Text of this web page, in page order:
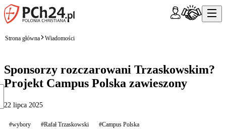
Strona główna Wiadomości
Sponsorzy rozczarowani Trzaskowskim?
Projekt Campus Polska zawieszony
22 lipca 2025
#wybory #Rafał Trzaskowski #Campus Polska